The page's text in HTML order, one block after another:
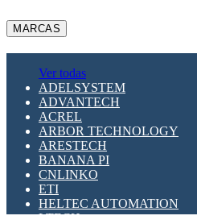
MARCAS
Ver todas
ADELSYSTEM
ADVANTECH
ACREL
ARBOR TECHNOLOGY
ARESTECH
BANANA PI
CNLINKO
ETI
HELTEC AUTOMATION
LTECH